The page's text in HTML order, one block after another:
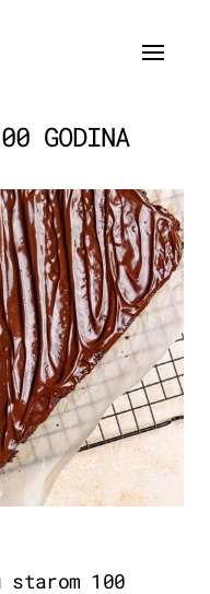
GODINA
starom 100